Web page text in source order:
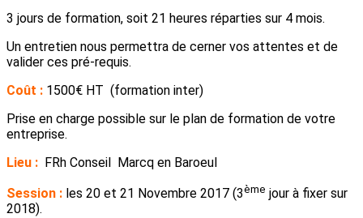
3 jours de formation, soit 21 heures réparties sur 4 mois.
Un entretien nous permettra de cerner vos attentes et de
valider ces pré-requis.
Coût : 1500€ HT (formation inter)
Prise en charge possible sur le plan de formation de votre
entreprise.
Lieu : FRh Conseil Marcq en Baroeul
Session : les 20 et 21 Novembre 2017 (3ème jour à fixer sur
2018).